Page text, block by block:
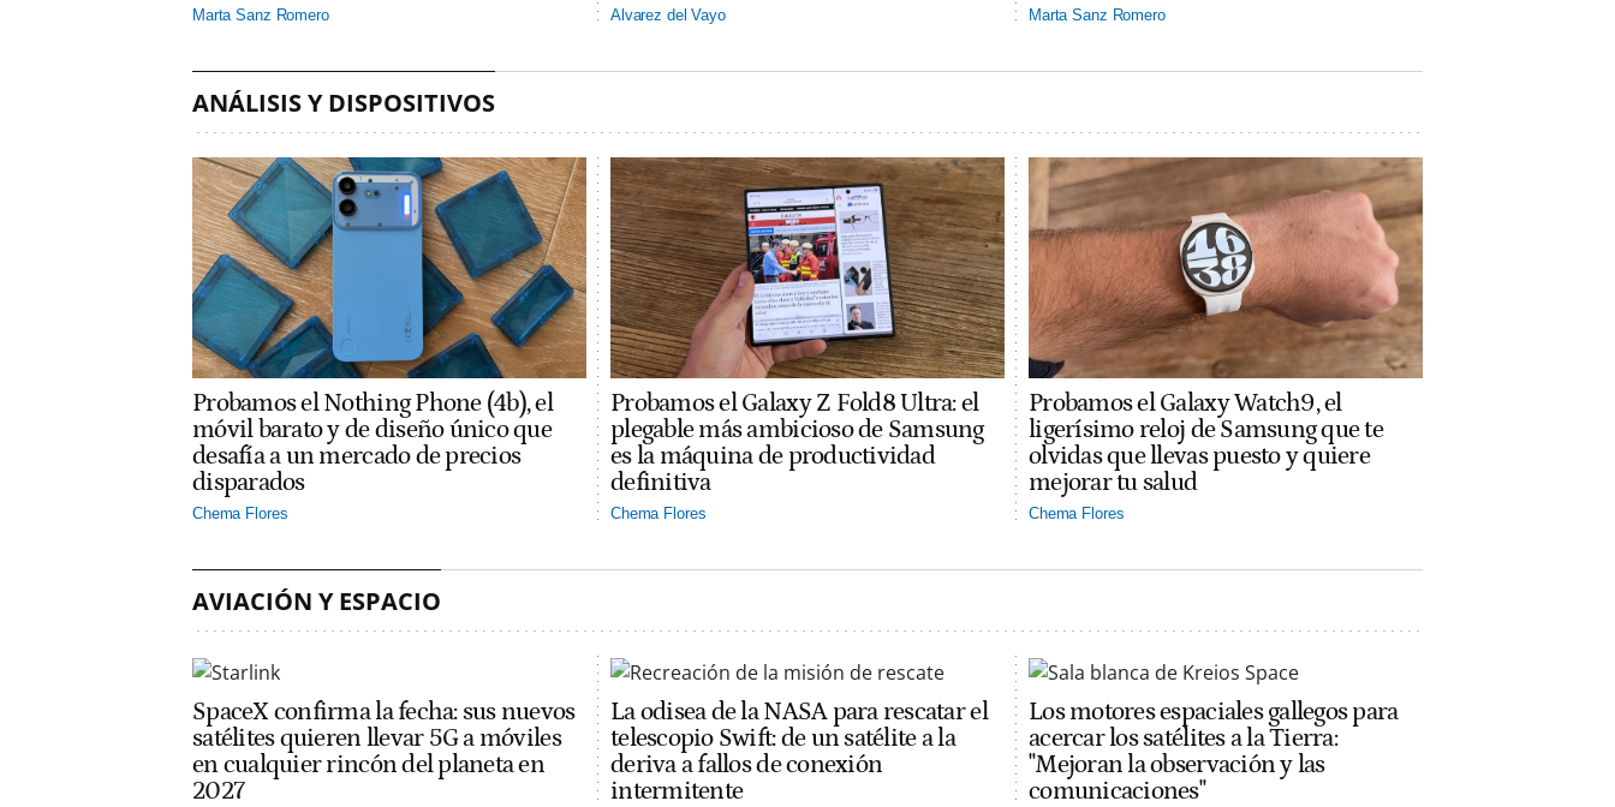
Marta Sanz Romero Alvarez del Vayo Marta Sanz Romero
ANÁLISIS Y DISPOSITIVOS
Probamos el Nothing Phone (4b), el
móvil barato y de diseño único que
desafía a un mercado de precios
disparados
Chema Flores
Probamos el Galaxy Z Fold8 Ultra: el
plegable más ambicioso de Samsung
es la máquina de productividad
definitiva
Chema Flores
Probamos el Galaxy Watch9, el
ligerísimo reloj de Samsung que te
olvidas que llevas puesto y quiere
mejorar tu salud
Chema Flores
AVIACIÓN Y ESPACIO
SpaceX confirma la fecha: sus nuevos
satélites quieren llevar 5G a móviles
en cualquier rincón del planeta en
2027
La odisea de la NASA para rescatar el
telescopio Swift: de un satélite a la
deriva a fallos de conexión
intermitente
Los motores espaciales gallegos para
acercar los satélites a la Tierra:
"Mejoran la observación y las
comunicaciones"